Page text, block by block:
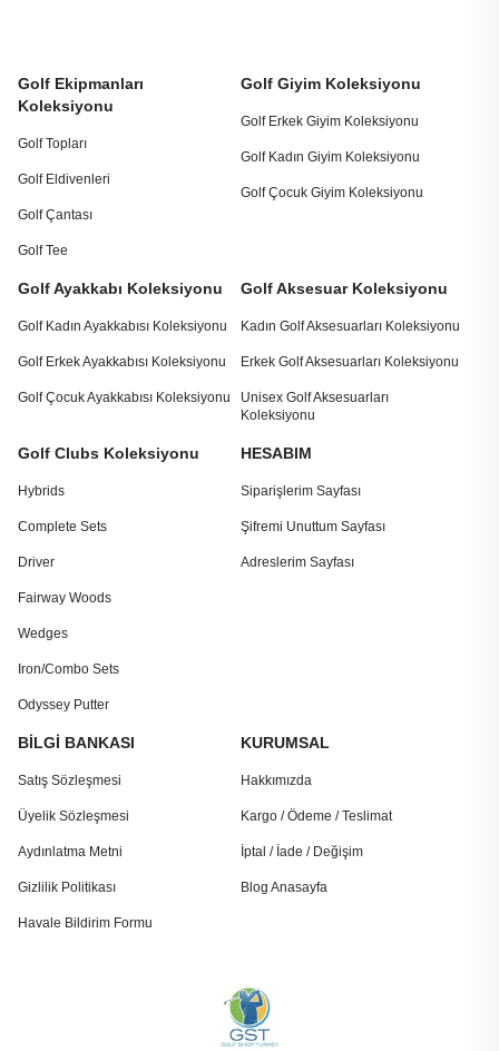
Golf Ekipmanları
Koleksiyonu
Golf Topları
Golf Eldivenleri
Golf Çantası
Golf Tee
Golf Giyim Koleksiyonu
Golf Erkek Giyim Koleksiyonu
Golf Kadın Giyim Koleksiyonu
Golf Çocuk Giyim Koleksiyonu
Golf Ayakkabı Koleksiyonu
Golf Kadın Ayakkabısı Koleksiyonu
Golf Erkek Ayakkabısı Koleksiyonu
Golf Çocuk Ayakkabısı Koleksiyonu
Golf Aksesuar Koleksiyonu
Kadın Golf Aksesuarları Koleksiyonu
Erkek Golf Aksesuarları Koleksiyonu
Unisex Golf Aksesuarları
Koleksiyonu
Golf Clubs Koleksiyonu
Hybrids
Complete Sets
Driver
Fairway Woods
Wedges
Iron/Combo Sets
Odyssey Putter
HESABIM
Siparişlerim Sayfası
Şifremi Unuttum Sayfası
Adreslerim Sayfası
BİLGİ BANKASI
Satış Sözleşmesi
Üyelik Sözleşmesi
Aydınlatma Metni
Gizlilik Politikası
Havale Bildirim Formu
KURUMSAL
Hakkımızda
Kargo / Ödeme / Teslimat
İptal / İade / Değişim
Blog Anasayfa